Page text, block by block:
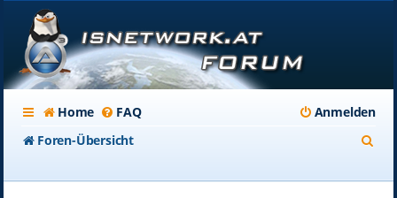
Home FAQ
Anmelden
Foren-Übersicht